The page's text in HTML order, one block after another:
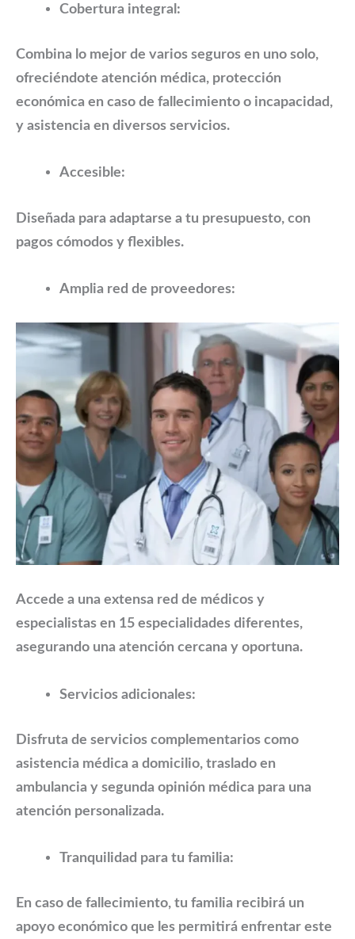
Cobertura integral:
Combina lo mejor de varios seguros en uno solo,
ofreciéndote atención médica, protección
económica en caso de fallecimiento o incapacidad,
y asistencia en diversos servicios.
Accesible:
Diseñada para adaptarse a tu presupuesto, con
pagos cómodos y flexibles.
Amplia red de proveedores:
Accede a una extensa red de médicos y
especialistas en 15 especialidades diferentes,
asegurando una atención cercana y oportuna.
Servicios adicionales:
Disfruta de servicios complementarios como
asistencia médica a domicilio, traslado en
ambulancia y segunda opinión médica para una
atención personalizada.
Tranquilidad para tu familia:
En caso de fallecimiento, tu familia recibirá un
apoyo económico que les permitirá enfrentar este